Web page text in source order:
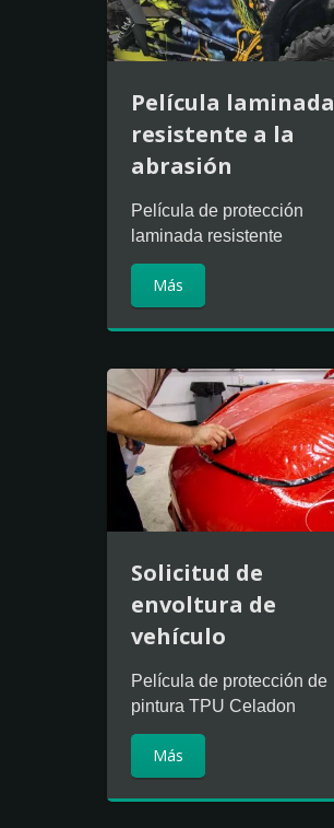
Película laminada
resistente a la
abrasión
Película de protección
laminada resistente
Más
Solicitud de
envoltura de
vehículo
Película de protección de
pintura TPU Celadon
Más